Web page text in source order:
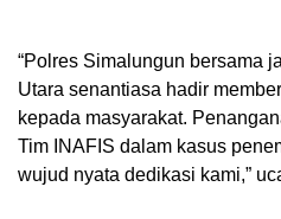
“Polres Simalungun bersama
Utara senantiasa hadir
kepada masyarakat.
Tim INAFIS dalam kasus
wujud nyata dedikasi kami,”